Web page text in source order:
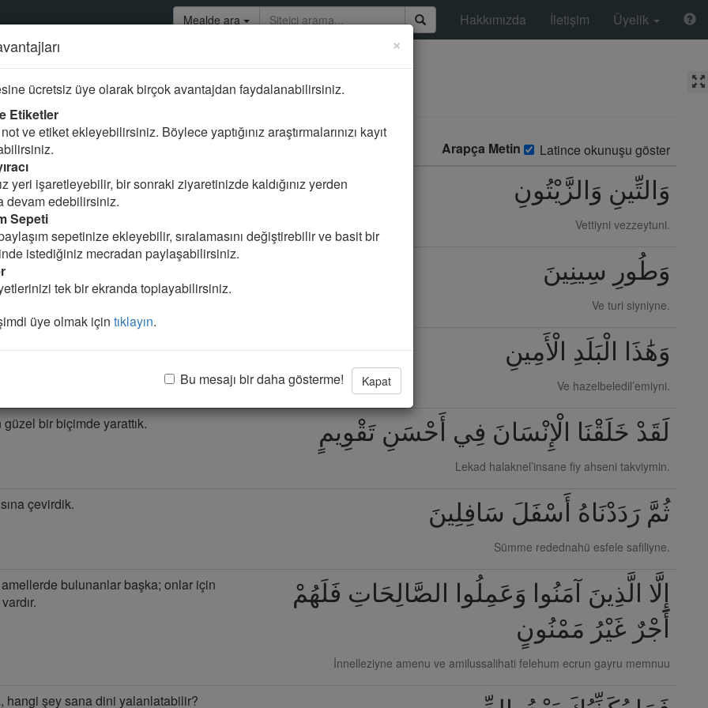
Hakkımızda İletişim Üyelik
Mealde ara
Arapça Metin
Latince okunuşu göster
وَالتِّينِ وَالزَّيْتُونِ
Vettiyni vezzeytuni.
وَطُورِ سِينِينَ
Ve turi siyniyne.
şehre). وَهَٰذَا الْبَلَدِ الْأَمِينِ
Ve hazelbeledil’emiyni.
bir biçimde yarattık. لَقَدْ خَلَقْنَا الْإِنْسَانَ فِي أَحْسَنِ تَقْوِيمٍ
Lekad halaknel’insane fiy ahseni takviymin.
çevirdik. ثُمَّ رَدَدْنَاهُ أَسْفَلَ سَافِلِينَ
Sümme redednahü esfele safiliyne.
bulunanlar başka; onlar için
إِلَّا الَّذِينَ آمَنُوا وَعَمِلُوا الصَّالِحَاتِ فَلَهُمْ
أَجْرٌ غَيْرُ مَمْنُونٍ
İnnelleziyne amenu ve amilussalihati felehum ecrun gayru memnuu
hangi şey sana dini yalanlatabilir?
×
ücretsiz üye olarak birçok avantajdan faydalanabilirsiniz.
Etiketler
ve etiket ekleyebilirsiniz. Böylece yaptığınız araştırmalarınızı kayıt
yeri işaretleyebilir, bir sonraki ziyaretinizde kaldığınız yerden
devam edebilirsiniz.
Sepeti
sepetinize ekleyebilir, sıralamasını değiştirebilir ve basit bir
istediğiniz mecradan paylaşabilirsiniz.
tek bir ekranda toplayabilirsiniz.
üye olmak için tıklayın.
Bu mesajı bir daha gösterme! Kapat